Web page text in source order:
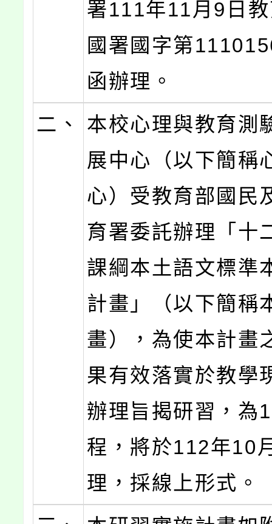
署111年11月9日
國署國字第
函辦理。
二、
本校心理與教育測
展中心（以下簡稱
心）受教育部國民
育署委託辦理「十
課綱本土語文標準
計畫」（以下簡稱
畫），為使本計畫
果有效落實於教學
辦理旨揭研習，為
程，將於112年10
理，採線上形式。